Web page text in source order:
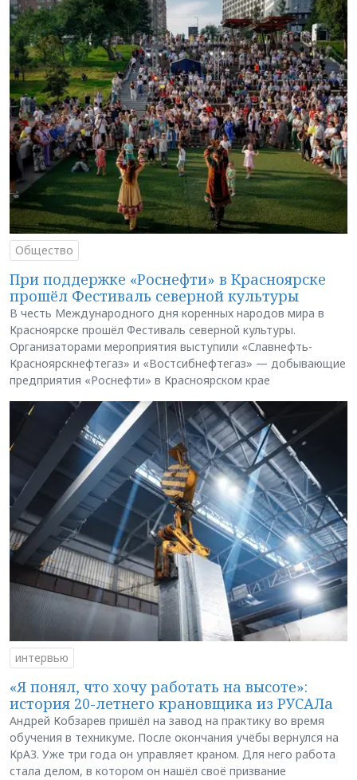
Общество
При поддержке «Роснефти» в Красноярске
прошёл Фестиваль северной культуры
В честь Международного дня коренных народов мира в
Красноярске прошёл Фестиваль северной культуры.
Организаторами мероприятия выступили «Славнефть-
Красноярскнефтегаз» и «Востсибнефтегаз» — добывающие
предприятия «Роснефти» в Красноярском крае
интервью
«Я понял, что хочу работать на высоте»:
история 20-летнего крановщика из РУСАЛа
Андрей Кобзарев пришёл на завод на практику во время
обучения в техникуме. После окончания учёбы вернулся на
КрАЗ. Уже три года он управляет краном. Для него работа
стала делом, в котором он нашёл своё призвание